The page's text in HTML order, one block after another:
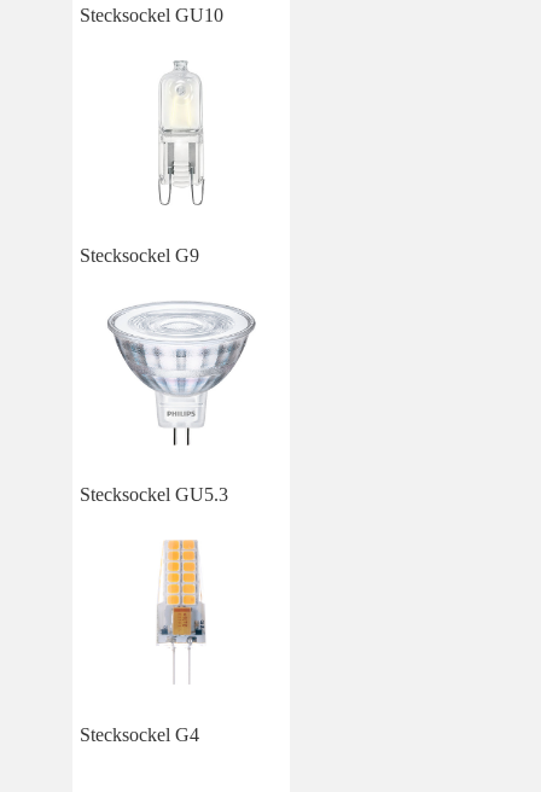
Stecksockel GU10
Stecksockel G9
Stecksockel GU5.3
Stecksockel G4